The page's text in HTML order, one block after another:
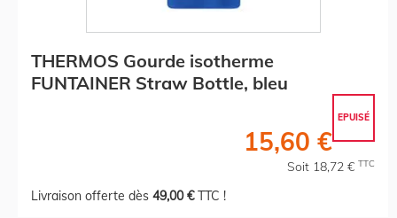
THERMOS Gourde isotherme
FUNTAINER Straw Bottle, bleu
EPUISÉ
15,60 €
Soit 18,72 € TTC
Livraison offerte dès 49,00 €TTC !